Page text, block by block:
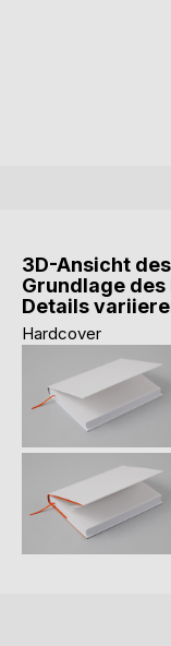
3D-Ansicht
Grundlage des
Details
Hardcover